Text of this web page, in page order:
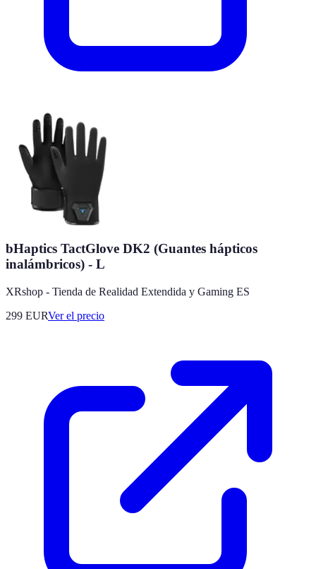
bHaptics TactGlove DK2 (Guantes hápticos
inalámbricos) - L
XRshop - Tienda de Realidad Extendida y Gaming ES
299 EURVer el precio